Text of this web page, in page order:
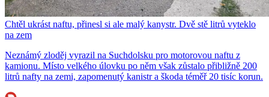
Chtěl ukrást naftu, přinesl si ale malý kanystr. Dvě stě litrů vyteklo
na zem
Neznámý zloděj vyrazil na Suchdolsku pro motorovou naftu z
kamionu. Místo velkého úlovku po něm však zůstalo přibližně 200
litrů nafty na zemi, zapomenutý kanistr a škoda téměř 20 tisíc korun.